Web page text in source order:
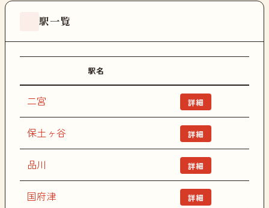
駅一覧
駅名
二宮 詳細
保土ヶ谷 詳細
品川 詳細
国府津 詳細